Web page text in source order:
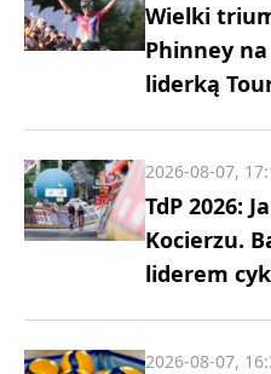
Wielki
Phinney
liderką
TdP 2026:
Kocierzu.
liderem
2026-08-07,
2026-08-07,